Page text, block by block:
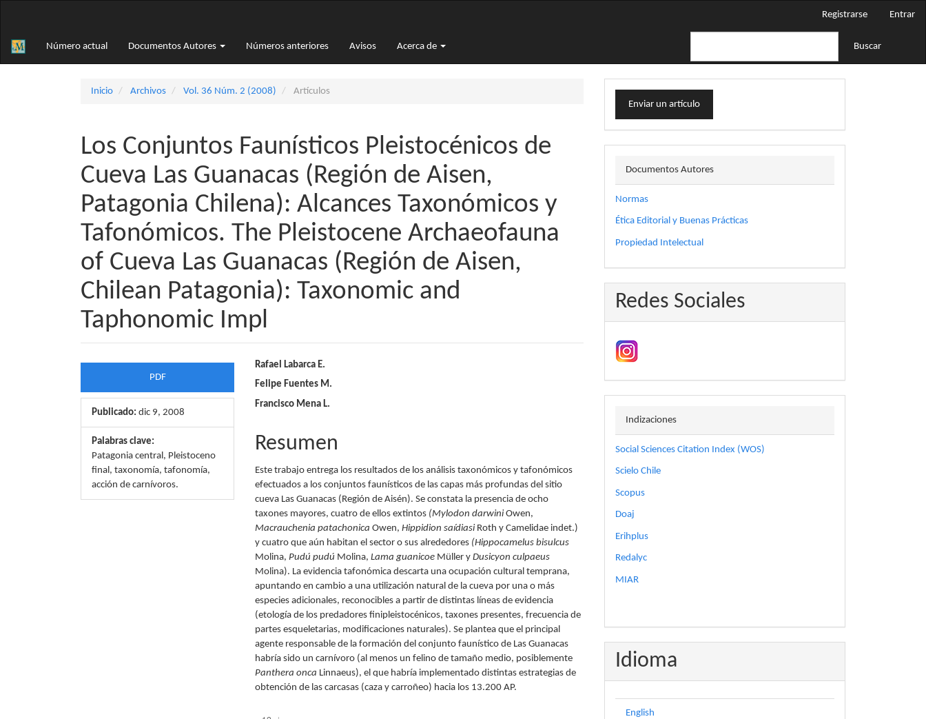
principal
Barra
Registrarse Entrar
Número actual Documentos Autores Números anteriores Avisos Acerca de Buscar
Inicio Archivos Vol. 36 Núm. 2 (2008) Artículos
Los Conjuntos Faunísticos Pleistocénicos de
Cueva Las Guanacas (Región de Aisen,
Patagonia Chilena): Alcances Taxonómicos y
Tafonómicos. The Pleistocene Archaeofauna
of Cueva Las Guanacas (Región de Aisen,
Chilean Patagonia): Taxonomic and
Taphonomic Impl
Barra
lateral
del
artículo
PDF
Publicado: dic 9, 2008
Palabras clave:
Patagonia central, Pleistoceno
final, taxonomía, tafonomía,
acción de carnívoros.
Contenido
principal
artículo
Rafael Labarca E.
Felipe Fuentes M.
Francisco Mena L.
Resumen
Este trabajo entrega los resultados de los análisis taxonómicos y tafonómicos
efectuados a los conjuntos faunísticos de las capas más profundas del sitio
cueva Las Guanacas (Región de Aisén). Se constata la presencia de ocho
taxones mayores, cuatro de ellos extintos (Mylodon darwiniOwen,
Macrauchenia patachonicaOwen,Hippidion saídiasi Roth y Camelidae indet.)
y cuatro que aún habitan el sector o sus alrededores (Hippocamelus bisulcus
Molina,Pudú pudú Molina,Lama guanicoe Müller yDusicyon culpaeus
Molina). La evidencia tafonómica descarta una ocupación cultural temprana,
apuntando en cambio a una utilización natural de la cueva por una o más
especies adicionales, reconocibles a partir de distintas líneas de evidencia
(etología de los predadores finipleistocénicos, taxones presentes, frecuencia de
partes esqueletarias, modificaciones naturales). Se plantea que el principal
agente responsable de la formación del conjunto faunístico de Las Guanacas
habría sido un carnívoro (al menos un felino de tamaño medio, posiblemente
Panthera onca Linnaeus), el que habría implementado distintas estrategias de
obtención de las carcasas (caza y carroñeo) hacia los 13.200 AP.
Enviar
unEnviar un artículo
docautor
Documentos Autores
Normas
Ética Editorial y Buenas Prácticas
Propiedad Intelectual
Redes Sociales
indizaciones
Indizaciones
Social Sciences Citation Index (WOS)
Scielo Chile
Scopus
Doaj
Erihplus
Redalyc
MIAR
Idioma
English